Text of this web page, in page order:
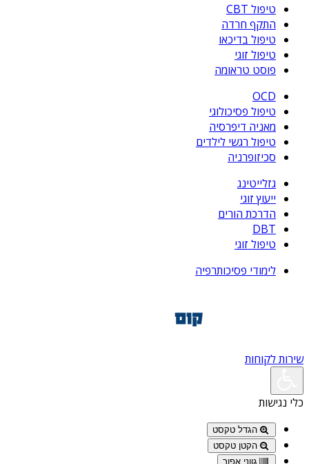
טיפול CBT
התקף חרדה
טיפול בדיכאו
טיפול זוגי
פוסט טראומה
OCD
טיפול פסיכולוגי
מאניה דיפרסיה
טיפול רגשי לילדים
סכיזופרניה
גזלייטינג
ייעוץ זוגי
הדרכת הורים
DBT
טיפול זוגי
לימודי פסיכותרפיה
שירות לקוחות
כלי נגישות
הגדל טקסט
הקטן טקסט
גווני אפור